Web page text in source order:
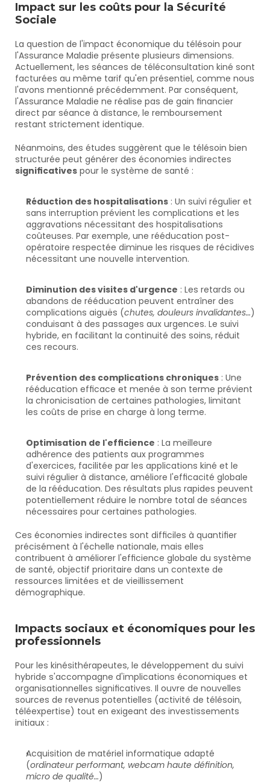
Impact sur les coûts pour la Sécurité
Sociale
La question de l'impact économique du télésoin pour
l'Assurance Maladie présente plusieurs dimensions.
Actuellement, les séances de téléconsultation kiné sont
facturées au même tarif qu'en présentiel, comme nous
l'avons mentionné précédemment. Par conséquent,
l'Assurance Maladie ne réalise pas de gain financier
direct par séance à distance, le remboursement
restant strictement identique.
Néanmoins, des études suggèrent que le télésoin bien
significatives pour le système de santé :
Réduction des hospitalisations : Un suivi régulier et
sans interruption prévient les complications et les
aggravations nécessitant des hospitalisations
coûteuses. Par exemple, une rééducation post-
opératoire respectée diminue les risques de récidives
nécessitant une nouvelle intervention.
Diminution des visites d'urgence : Les retards ou
abandons de rééducation peuvent entraîner des
complications aiguës (chutes, douleurs invalidantes…)
conduisant à des passages aux urgences. Le suivi
hybride, en facilitant la continuité des soins, réduit
ces recours.
Prévention des complications chroniques : Une
rééducation efficace et menée à son terme prévient
la chronicisation de certaines pathologies, limitant
les coûts de prise en charge à long terme.
Optimisation de l'efficience : La meilleure
adhérence des patients aux programmes
d'exercices, facilitée par les applications kiné et le
suivi régulier à distance, améliore l'efficacité globale
de la rééducation. Des résultats plus rapides peuvent
potentiellement réduire le nombre total de séances
nécessaires pour certaines pathologies.
Ces économies indirectes sont difficiles à quantifier
précisément à l'échelle nationale, mais elles
contribuent à améliorer l'efficience globale du système
de santé, objectif prioritaire dans un contexte de
ressources limitées et de vieillissement
démographique.
Impacts sociaux et économiques pour les
professionnels
Pour les kinésithérapeutes, le développement du suivi
hybride s'accompagne d'implications économiques et
organisationnelles significatives. Il ouvre de nouvelles
sources de revenus potentielles (activité de télésoin,
téléexpertise) tout en exigeant des investissements
initiaux :
Acquisition de matériel informatique adapté
(ordinateur performant, webcam haute définition,
micro de qualité…)